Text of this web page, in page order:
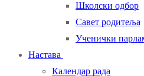
Школски одбор
Савет родитеља
Ученички
Настава
Календар рада